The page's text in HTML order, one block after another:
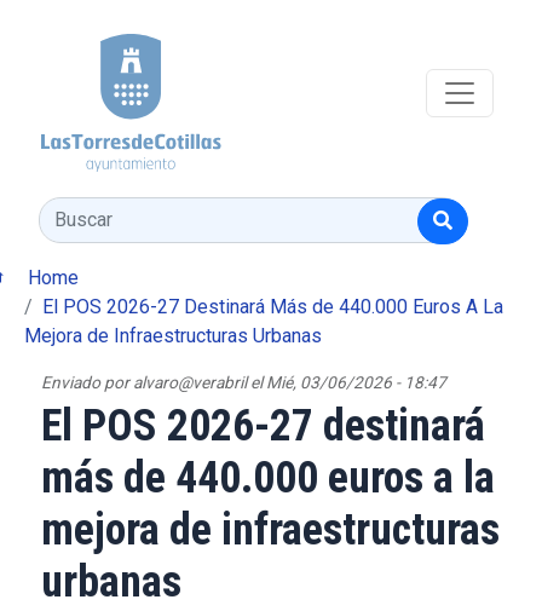
Buscar
Home
El POS 2026-27 Destinará Más de 440.000 Euros A La
Mejora de Infraestructuras Urbanas
Enviado poralvaro@verabril elMié, 03/06/2026 - 18:47
El POS 2026-27 destinará
más de 440.000 euros a la
mejora de infraestructuras
urbanas